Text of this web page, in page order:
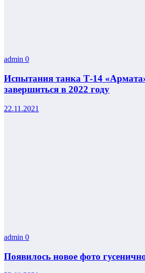
admin 0
Испытания танка Т-14
завершиться в 2022 году
22.11.2021
admin 0
Появилось новое фото